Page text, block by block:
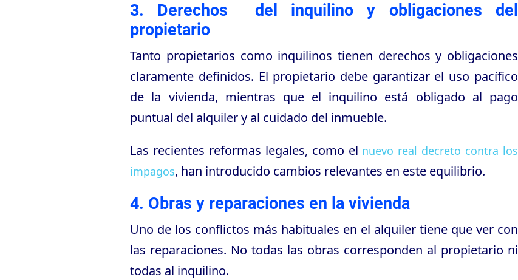
3. Derechos del inquilino y obligaciones del
propietario
Tanto propietarios como inquilinos tienen derechos y obligaciones
claramente definidos. El propietario debe garantizar el uso pacífico
de la vivienda, mientras que el inquilino está obligado al pago
puntual del alquiler y al cuidado del inmueble.
Las recientes reformas legales, como el nuevo real decreto contra los
impagos, han introducido cambios relevantes en este equilibrio.
4. Obras y reparaciones en la vivienda
Uno de los conflictos más habituales en el alquiler tiene que ver con
las reparaciones. No todas las obras corresponden al propietario ni
todas al inquilino.